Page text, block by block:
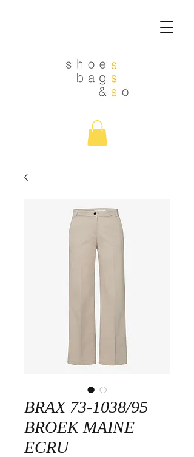
BRAX 73-1038/95
BROEK MAINE
ECRU